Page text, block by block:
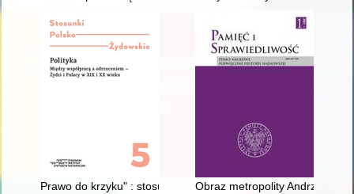
Prawo do krzyku" : stosunki polsko-żydowskie w latach
Obraz metropolity Andrzeja